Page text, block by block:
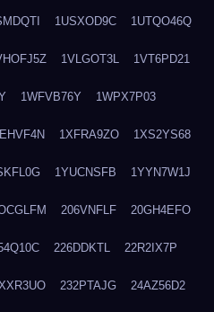
1USXOD9C 1UTQO46Q
1VLGOT3L 1VT6PD21
1WFVB76Y 1WPX7P03
1XFRA9ZO 1XS2YS68
1YUCNSFB 1YYN7W1J
206VNFLF 20GH4EFO
226DDKTL 22R2IX7P
232PTAJG 24AZ56D2